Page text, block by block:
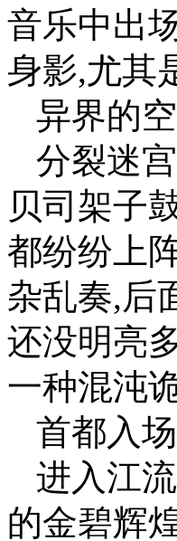
音乐中出
身影,尤其
异界的
分裂迷
贝司架子
都纷纷上
杂乱奏,后
还没明亮
一种混沌
首都入
进入江
的金碧辉